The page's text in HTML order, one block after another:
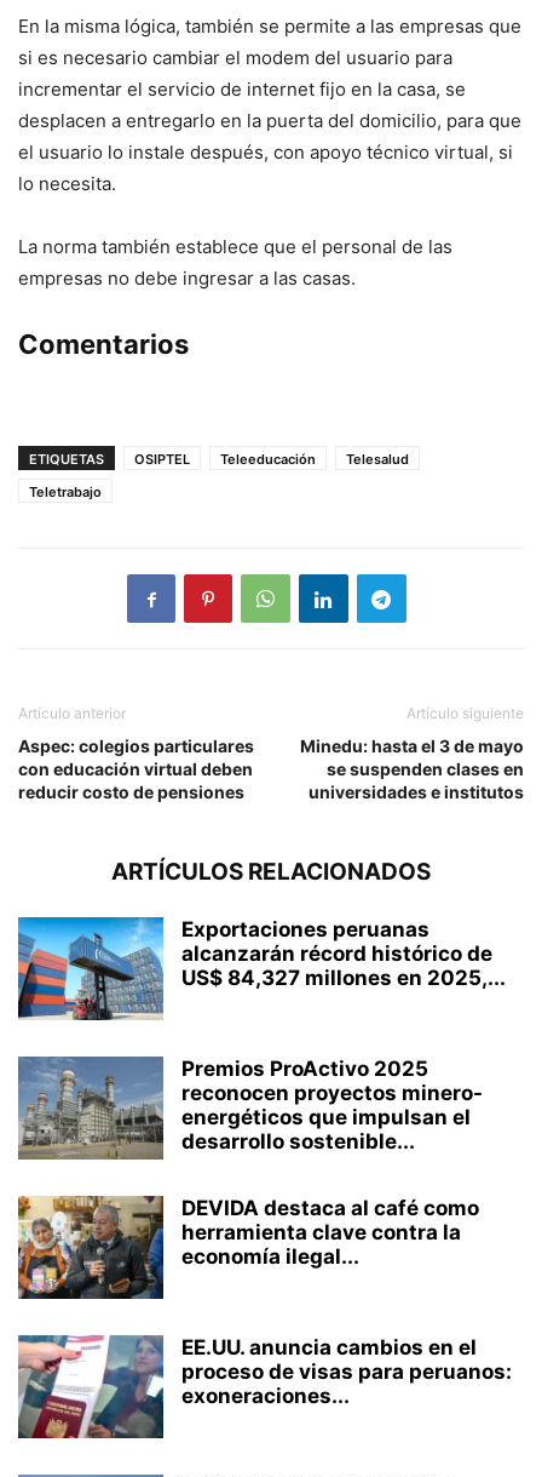
En la misma lógica, también se permite a las empresas que
si es necesario cambiar el modem del usuario para
incrementar el servicio de internet fijo en la casa, se
desplacen a entregarlo en la puerta del domicilio, para que
el usuario lo instale después, con apoyo técnico virtual, si
lo necesita.
La norma también establece que el personal de las
empresas no debe ingresar a las casas.
Comentarios
ETIQUETAS OSIPTEL Teleeducación
Telesalud
Teletrabajo
Artículo anterior
Aspec: colegios particulares
con educación virtual deben
reducir costo de pensiones
Artículo siguiente
Minedu: hasta el 3 de mayo
se suspenden clases en
universidades e institutos
ARTÍCULOS RELACIONADOS
Exportaciones peruanas
alcanzarán récord histórico de
US$ 84,327 millones en 2025,...
Premios ProActivo 2025
reconocen proyectos minero-
energéticos que impulsan el
desarrollo sostenible...
DEVIDA destaca al café como
herramienta clave contra la
economía ilegal...
EE.UU. anuncia cambios en el
proceso de visas para peruanos:
exoneraciones...